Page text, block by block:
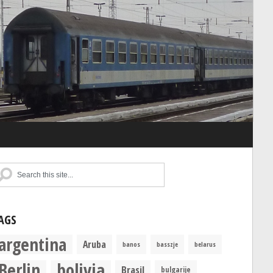
Aruba banos basszje belarus
Brasil bulgarije